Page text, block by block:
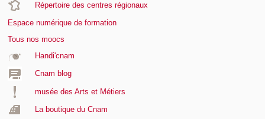
Répertoire des centres régionaux
Espace numérique de formation
Tous nos moocs
Handi'cnam
Cnam blog
musée des Arts et Métiers
La boutique du Cnam